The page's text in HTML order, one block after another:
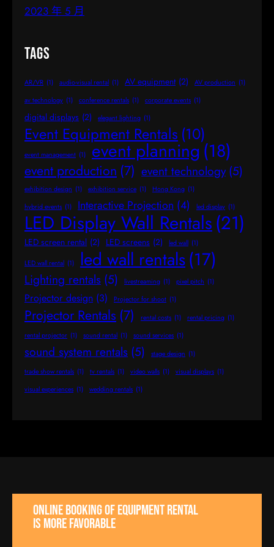
2023 年 5 月
Tags
AR/VR (1) audio-visual rental (1) AV equipment (2) AV production (1)
av technology (1) conference rentals (1) corporate events (1)
digital displays (2) elegant lighting (1)
Event Equipment Rentals (10)
event management (1) event planning(18)
event production (7) event technology (5)
exhibition design (1) exhibition service (1) Hong Kong (1)
hybrid events (1) Interactive Projection (4) led display (1)
LED Display Wall Rentals(21)
LED screen rental (2) LED screens (2) led wall (1)
LED wall rental (1) led wall rentals(17)
Lighting rentals (5) livestreaming (1) pixel pitch (1)
Projector design (3) Projector for shoot (1)
Projector Rentals (7) rental costs (1) rental pricing (1)
rental projector (1) sound rental (1) sound services (1)
sound system rentals (5) stage design (1)
trade show rentals (1) tv rentals (1) video walls (1) visual displays (1)
visual experiences (1) wedding rentals (1)
Online booking of equipment rental
is more favorable